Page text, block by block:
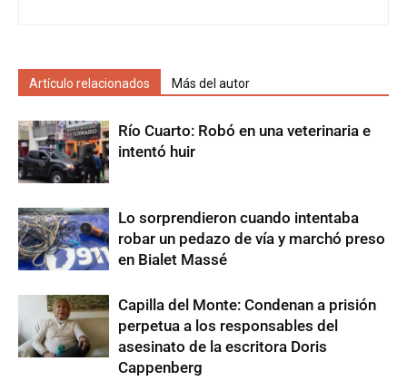
Artículo relacionados Más del autor
Río Cuarto: Robó en una veterinaria e
intentó huir
Lo sorprendieron cuando intentaba
robar un pedazo de vía y marchó preso
en Bialet Massé
Capilla del Monte: Condenan a prisión
perpetua a los responsables del
asesinato de la escritora Doris
Cappenberg